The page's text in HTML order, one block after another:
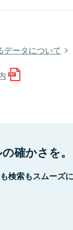
データについて
確かさを。
検索もスムーズ